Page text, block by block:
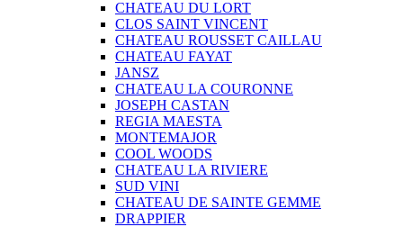
CHATEAU DU LORT
CLOS SAINT VINCENT
CHATEAU ROUSSET CAILLAU
CHATEAU FAYAT
JANSZ
CHATEAU LA COURONNE
JOSEPH CASTAN
REGIA MAESTA
MONTEMAJOR
COOL WOODS
CHATEAU LA RIVIERE
SUD VINI
CHATEAU DE SAINTE GEMME
DRAPPIER